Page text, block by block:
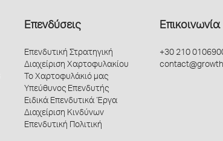
Επενδύσεις
Επενδυτική Στρατηγική
Διαχείριση Χαρτοφυλακίου
Το Χαρτοφυλάκιό μας
Υπεύθυνος Επενδυτής
Ειδικά Επενδυτικά Έργα
Διαχείριση Κινδύνων
Επενδυτική Πολιτική
Επικοινωνία
+30 210